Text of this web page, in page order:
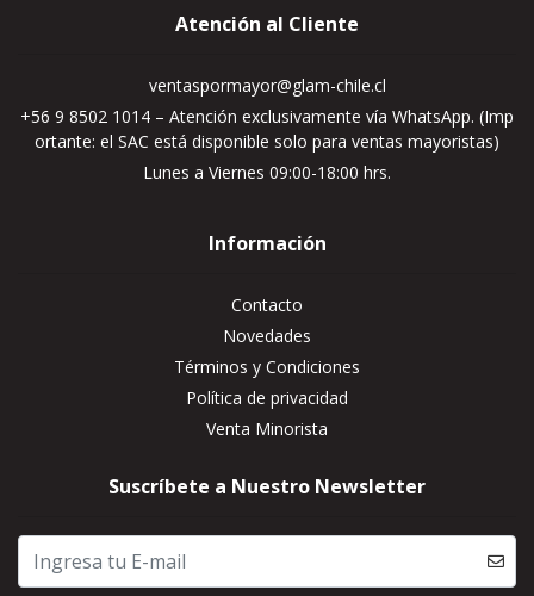
Atención al Cliente
ventaspormayor@glam-chile.cl
+56 9 8502 1014 – Atención exclusivamente vía WhatsApp. (Imp
ortante: el SAC está disponible solo para ventas mayoristas)
Lunes a Viernes 09:00-18:00 hrs.
Información
Contacto
Novedades
Términos y Condiciones
Política de privacidad
Venta Minorista
Suscríbete a Nuestro Newsletter